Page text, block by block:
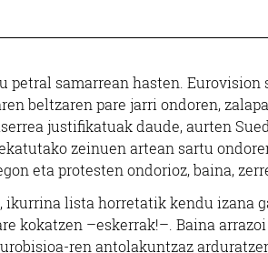
petral samarrean hasten.
beltzaren pare jarri ondoren,
justifikatuak daude, aurten
zeinuen artean sartu
eta protesten ondorioz, baina,
ikurrina lista horretatik kendu izana
kokatzen –eskerrak!–. Baina
ren antolakuntzaz